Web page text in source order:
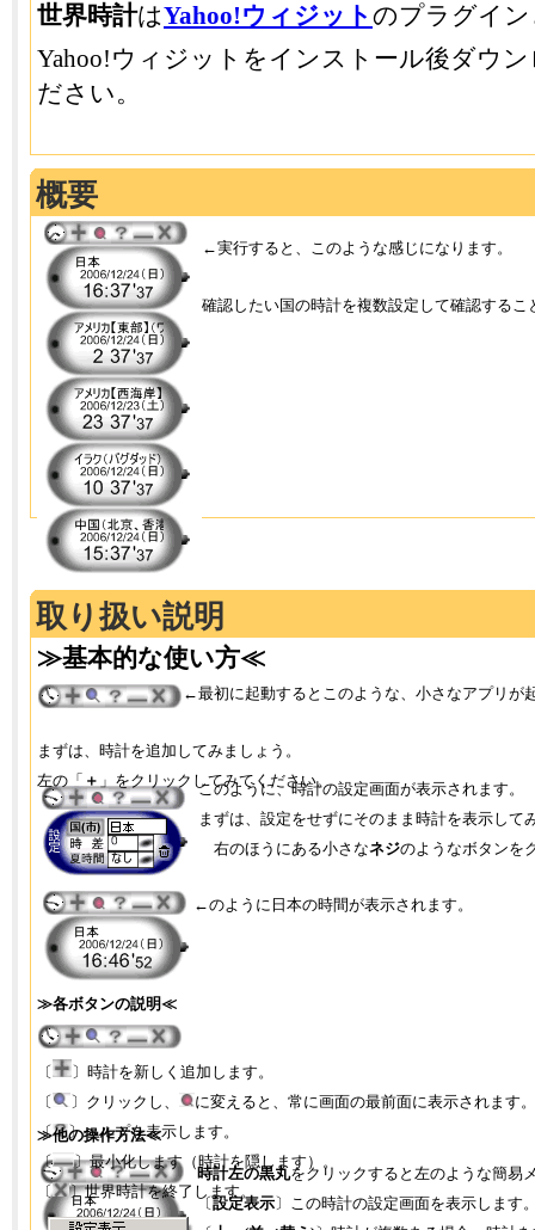
世界時計はYahoo!ウィジット のプラグイ
Yahoo!ウィジットをインストール後ダウ
ださい。
概要
←実行すると、このような感じになります。
確認したい国の時計を複数設定して確認するこ
取り扱い説明
≫基本的な使い方≪
←最初に起動するとこのような、小さなアプリが
まずは、時計を追加してみましょう。
左の「 ＋ 」をクリックしてみてください。
このように、時計の設定画面が表示されます。
まずは、設定をせずにそのまま時計を表示して
右のほうにある小さなネジのようなボタンを
←のように日本の時間が表示されます。
≫各ボタンの説明≪
〔
〕時計を新しく追加します。
〔
〕クリックし、
に変えると、常に画面の最前面に表示されます。
〔
〕ヘルプを表示します。
〔
〕最小化します（時計を隠します）。
〔
〕世界時計を終了します。
≫他の操作方法≪
時計左の黒丸をクリックすると左のような簡易
〔設定表示〕この時計の設定画面を表示します